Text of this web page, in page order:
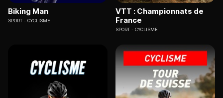
Biking Man
SPORT CYCLISME
VTT : Championnats de
France
SPORT CYCLISME